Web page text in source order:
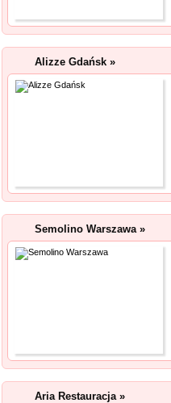
Alizze Gdańsk »
Semolino Warszawa »
Aria Restauracja »